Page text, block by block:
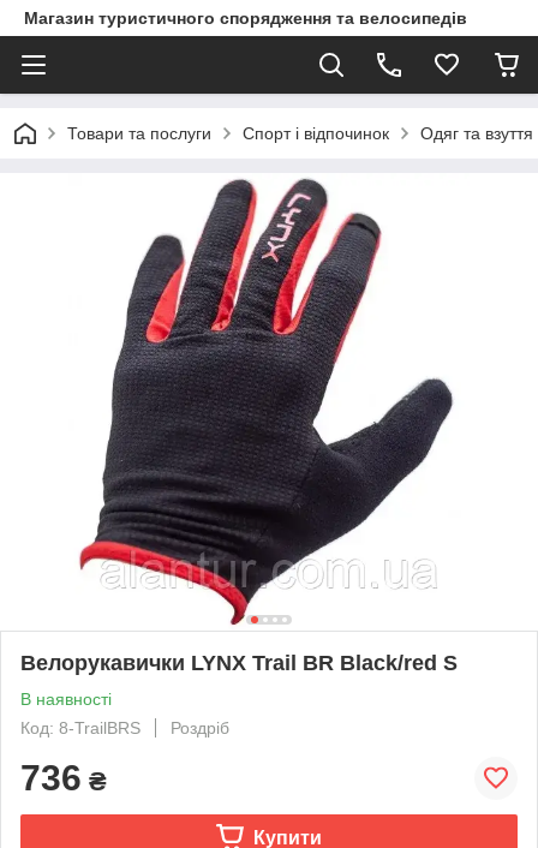
Магазин туристичного спорядження та велосипедів
Товари та послуги Спорт і відпочинок Одяг та
Велорукавички LYNX Trail BR Black/red S
В наявності
Код: 8-TrailBRS
Роздріб
736 ₴
Купити